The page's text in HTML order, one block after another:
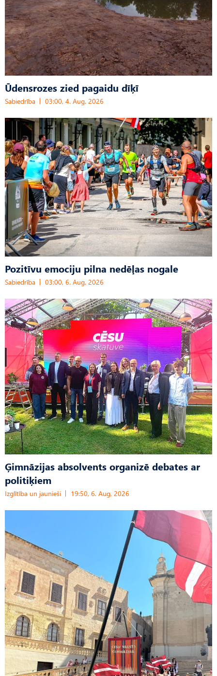
Ūdensrozes zied pagaidu dīķī
Sabiedrība 03:00, 4. Aug, 2026
Pozitīvu emociju pilna nedēļas nogale
Sabiedrība 03:00, 6. Aug, 2026
Ģimnāzijas absolvents organizē debates ar
politiķiem
Izglītība un jaunieši 19:50, 6. Aug, 2026